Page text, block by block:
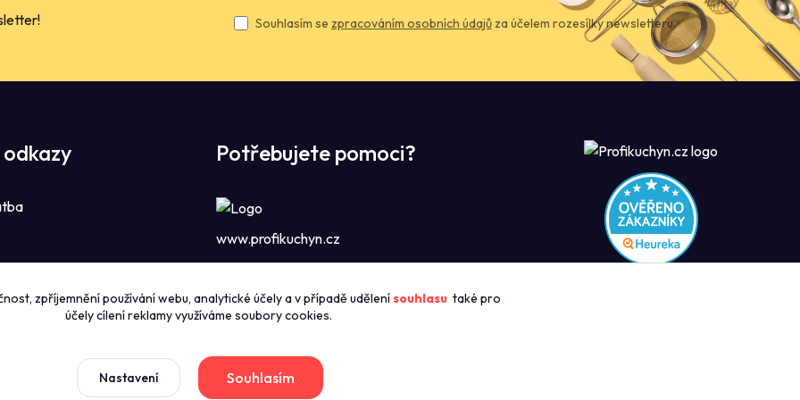
Souhlasím se zpracováním osobních údajůza účelem rozesílky newsletteru.
Potřebujete pomoci?
www.profikuchyn.cz
+420774421626
sales@profikuchyn.cz
zpříjemnění používání webu, analytické účely a v případě udělenísouhlasu také pro
účely cílení reklamy využíváme soubory cookies.
Nastavení Souhlasím